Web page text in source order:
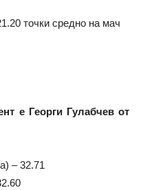
точки средно на мач
е Георги Гулабчев от
– 32.71